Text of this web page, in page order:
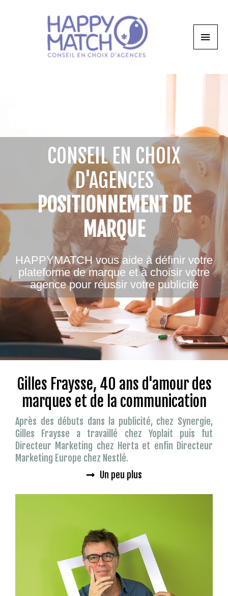
CONSEIL EN CHOIX
D'AGENCES
POSITIONNEMENT DE
MARQUE
HAPPYMATCH vous aide à définir votre
plateforme de marque et à choisir votre
agence pour réussir votre publicité
Gilles Fraysse, 40 ans d'amour des
marques et de la communication
Après des débuts dans la publicité, chez Synergie,
Gilles Fraysse a travaillé chez Yoplait puis fut
Directeur Marketing chez Herta et enfin Directeur
Marketing Europe chez Nestlé.
Un peu plus